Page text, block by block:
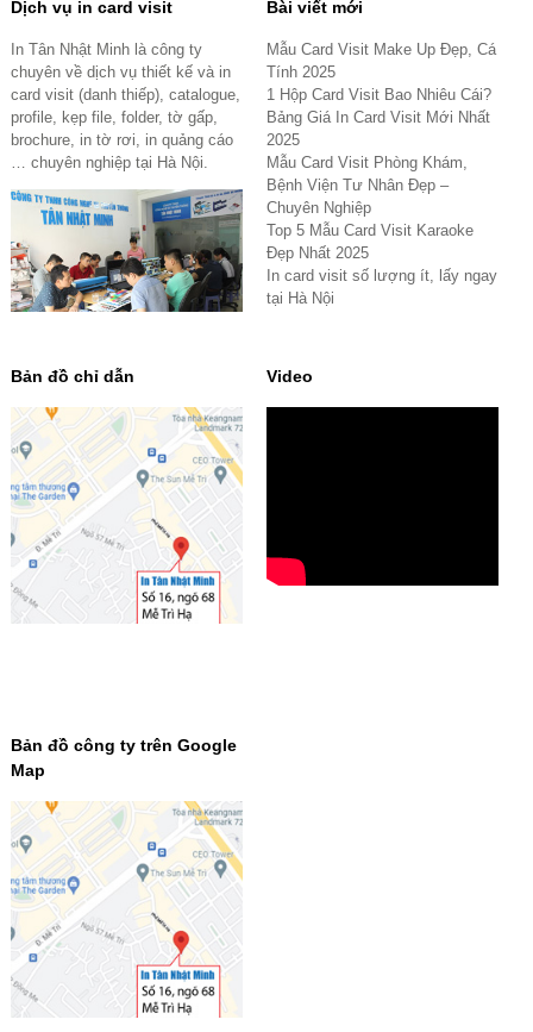
Dịch vụ in card visit
In Tân Nhật Minh là công ty
chuyên về dịch vụ thiết kế và in
card visit (danh thiếp), catalogue,
profile, kẹp file, folder, tờ gấp,
brochure, in tờ rơi, in quảng cáo
… chuyên nghiệp tại Hà Nội.
Bài viết mới
Mẫu Card Visit Make Up Đẹp, Cá
Tính 2025
1 Hộp Card Visit Bao Nhiêu Cái?
Bảng Giá In Card Visit Mới Nhất
2025
Mẫu Card Visit Phòng Khám,
Bệnh Viện Tư Nhân Đẹp –
Chuyên Nghiệp
Top 5 Mẫu Card Visit Karaoke
Đẹp Nhất 2025
In card visit số lượng ít, lấy ngay
tại Hà Nội
Bản đồ chỉ dẫn Video
Bản đồ công ty trên Google
Map